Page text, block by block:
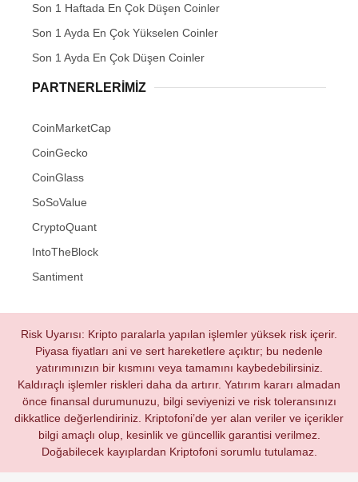
Son 1 Haftada En Çok Düşen Coinler
Son 1 Ayda En Çok Yükselen Coinler
Son 1 Ayda En Çok Düşen Coinler
PARTNERLERIMIZ
CoinMarketCap
CoinGecko
CoinGlass
SoSoValue
CryptoQuant
IntoTheBlock
Santiment
Risk Uyarısı: Kripto paralarla yapılan işlemler yüksek risk içerir.
Piyasa fiyatları ani ve sert hareketlere açıktır; bu nedenle
yatırımınızın bir kısmını veya tamamını kaybedebilirsiniz.
Kaldıraçlı işlemler riskleri daha da artırır. Yatırım kararı almadan
önce finansal durumunuzu, bilgi seviyenizi ve risk toleransınızı
dikkatlice değerlendiriniz. Kriptofoni’de yer alan veriler ve içerikler
bilgi amaçlı olup, kesinlik ve güncellik garantisi verilmez.
Doğabilecek kayıplardan Kriptofoni sorumlu tutulamaz.